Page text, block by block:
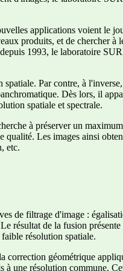
applications voient le
produits, et de chercher à
1993, le laboratoire
Par contre, à
Dès lors, il
spatiale et spectrale.
à préserver un
Les images ainsi
etc.
de filtrage d'image :
résultat de la fusion
résolution spatiale.
correction géométrique
une résolution commune.